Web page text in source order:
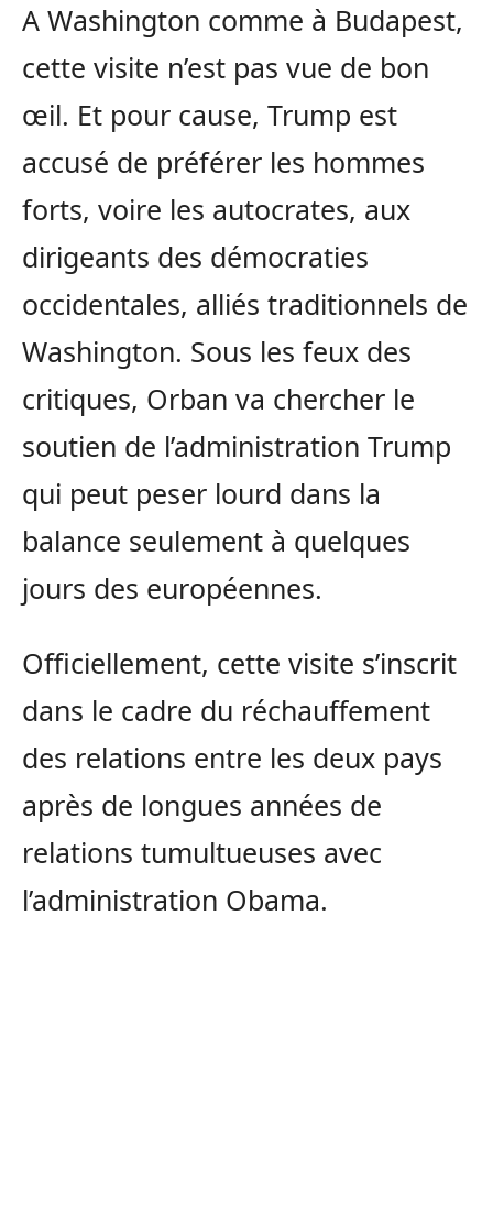
A Washington comme à Budapest,
cette visite n’est pas vue de bon
œil. Et pour cause, Trump est
accusé de préférer les hommes
forts, voire les autocrates, aux
dirigeants des démocraties
occidentales, alliés traditionnels de
Washington. Sous les feux des
critiques, Orban va chercher le
soutien de l’administration Trump
qui peut peser lourd dans la
balance seulement à quelques
jours des européennes.
Officiellement, cette visite s’inscrit
dans le cadre du réchauffement
des relations entre les deux pays
après de longues années de
relations tumultueuses avec
l’administration Obama.